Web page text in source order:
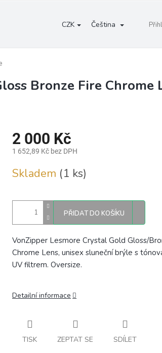
CZK Čeština
Bronze Fire Chrome
2 000 Kč
1 652,89 Kč bez DPH
cena:
Skladem (1 ks)
PŘIDAT DO KOŠÍKU
VonZipper Lesmore Crystal Gold Gloss/
Chrome Lens, unisex sluneční brýle s
UV filtrem. Oversize.
Detailní informace
TISK ZEPTAT SE SDÍLET